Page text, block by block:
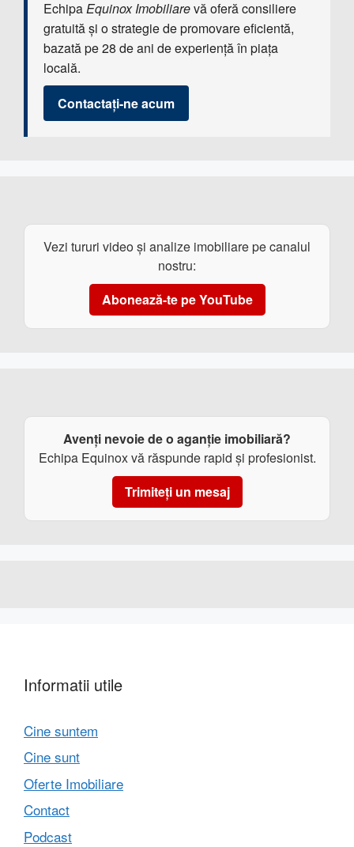
Echipa Equinox Imobiliarevă oferă consiliere
gratuită și o strategie de promovare eficientă,
bazată pe 28 de ani de experiență în piața
locală.
Contactați-ne acum
Vezi tururi video și analize imobiliare pe canalul
nostru:
Abonează-te pe YouTube
Avenți nevoie de o aganție imobiliară?
Echipa Equinox vă răspunde rapid și profesionist.
Trimiteți un mesaj
Informatii utile
Cine suntem
Cine sunt
Oferte Imobiliare
Contact
Podcast